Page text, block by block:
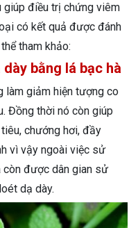
giúp điều trị chứng viêm
có kết quả được đánh
tham khảo:
bằng lá bạc hà
làm giảm hiện tượng co
Đồng thời nó còn giúp
chướng hơi, đầy
vì vậy ngoài việc sử
còn được dân gian sử
dạ dày.